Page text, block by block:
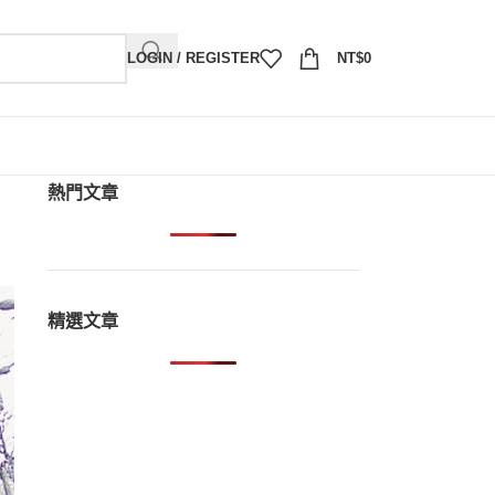
LOGIN / REGISTER NT$0
熱門文章
精選文章